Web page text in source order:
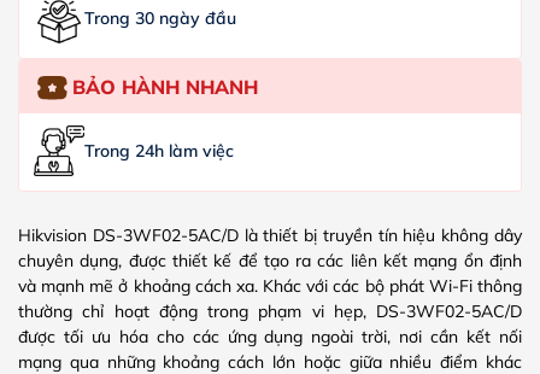
Trong 30 ngày đầu
BẢO HÀNH NHANH
Trong 24h làm việc
Hikvision DS-3WF02-5AC/D là thiết bị truyền tín hiệu không dây
chuyên dụng, được thiết kế để tạo ra các liên kết mạng ổn định
và mạnh mẽ ở khoảng cách xa. Khác với các bộ phát Wi-Fi thông
thường chỉ hoạt động trong phạm vi hẹp, DS-3WF02-5AC/D
được tối ưu hóa cho các ứng dụng ngoài trời, nơi cần kết nối
mạng qua những khoảng cách lớn hoặc giữa nhiều điểm khác